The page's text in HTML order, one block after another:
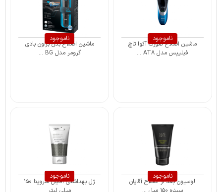
ناموجود
ماشین اصلاح صورت آکوا تاچ
فیلیپس مدل AT8 ...
ناموجود
ماشین اصلاح بدن براون بادی
گرومر مدل BG ...
ناموجود
لوسیون بعد از اصلاح آقایان
ناموجود
ژل بهداشتی آقایان سروینا ۱۵۰